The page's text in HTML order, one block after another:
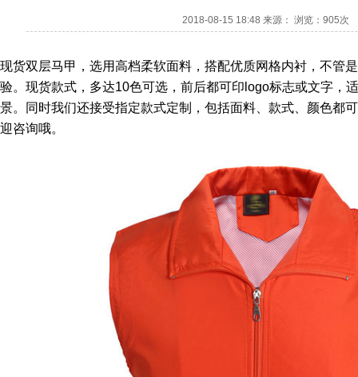
2018-08-15 18:48 来源： 浏览： 905次
现货双层马甲，选用高档柔软面料，搭配优质网格内衬，不管
验。现货款式，多达10色可选，前后都可印logo标志或文字，
景。同时我们还接受指定款式定制，包括面料、款式、颜色都
迎咨询哦。